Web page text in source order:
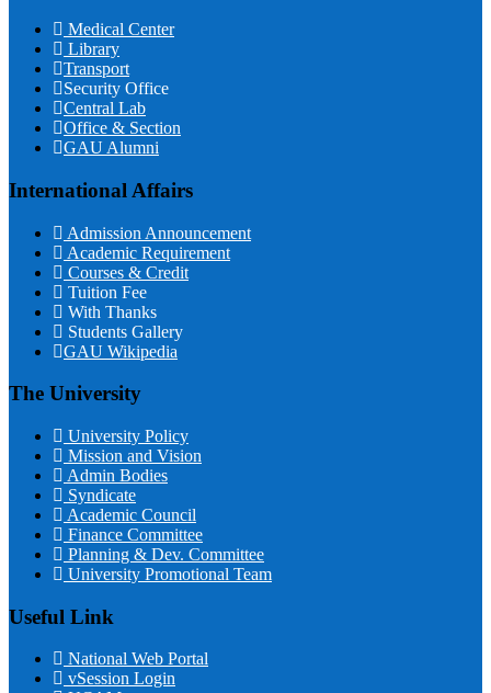
Medical Center
Library
Transport
Security Office
Central Lab
Office & Section
GAU Alumni
International Affairs
Admission Announcement
Academic Requirement
Courses & Credit
Tuition Fee
With Thanks
Students Gallery
GAU Wikipedia
The University
University Policy
Mission and Vision
Admin Bodies
Syndicate
Academic Council
Finance Committee
Planning & Dev. Committee
University Promotional Team
Useful Link
National Web Portal
vSession Login